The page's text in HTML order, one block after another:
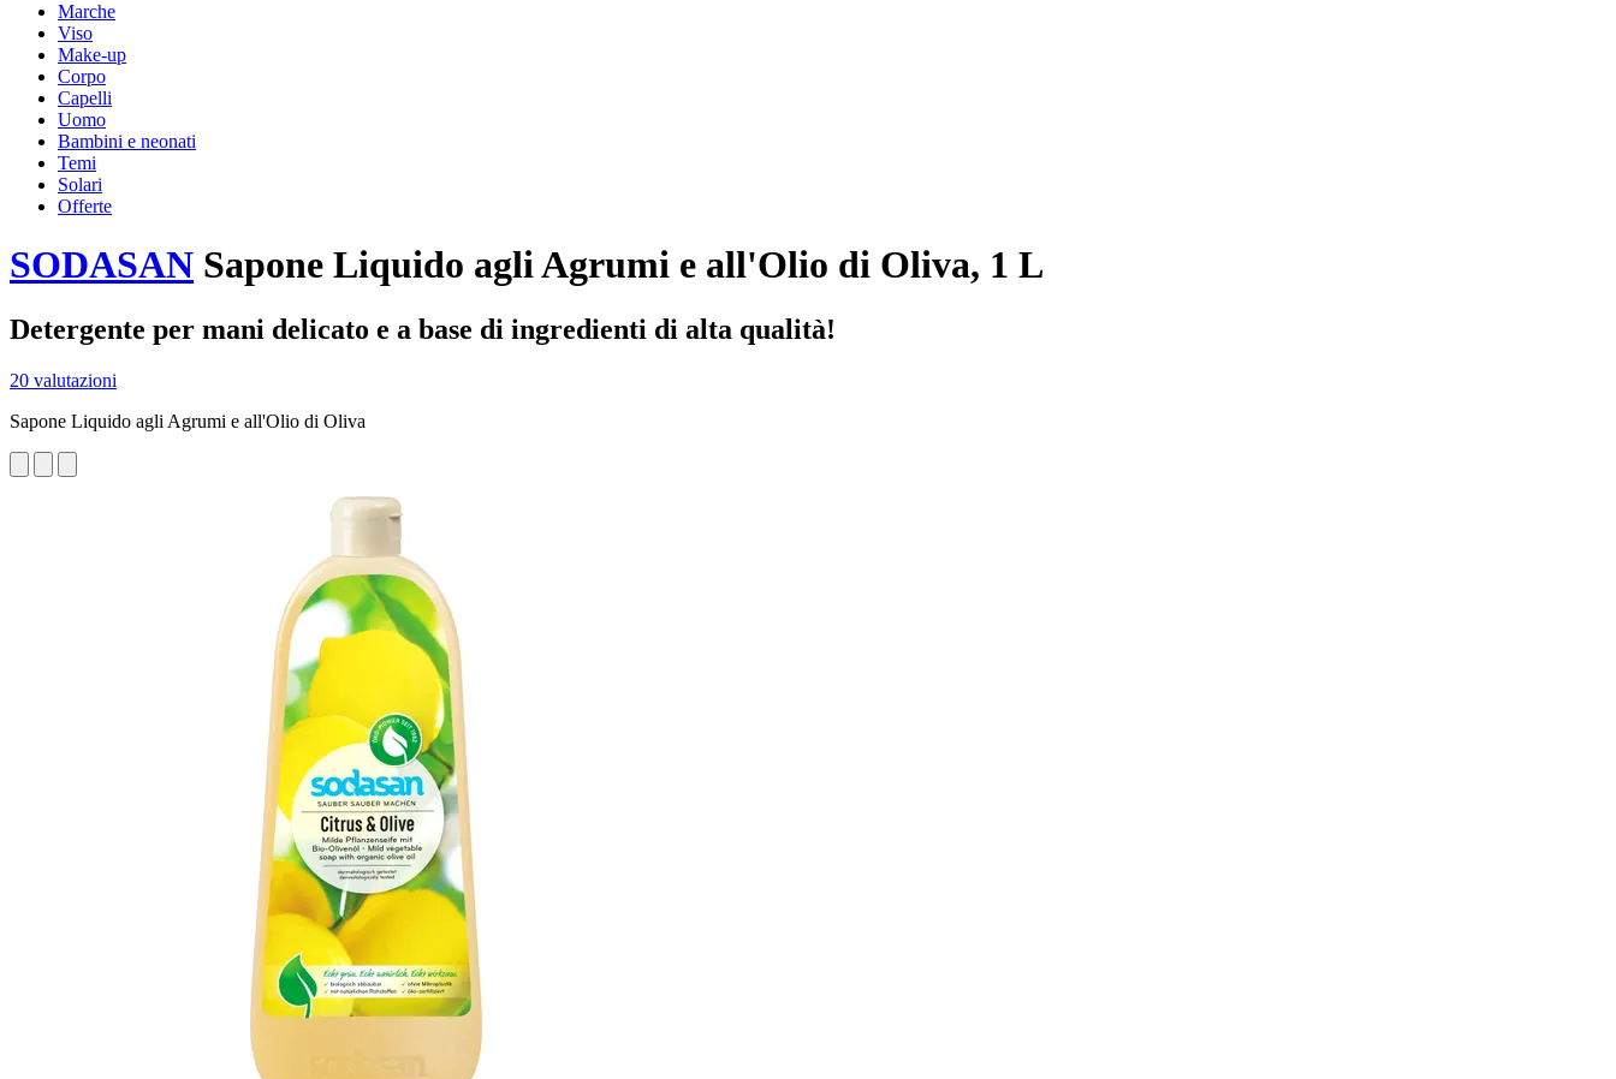
Marche
Viso
Make-up
Corpo
Capelli
Uomo
Bambini e neonati
Temi
Solari
Offerte
SODASAN Sapone Liquido agli Agrumi e all'Olio di Oliva, 1 L
Detergente per mani delicato e a base di ingredienti di alta qualità!
20 valutazioni
Sapone Liquido agli Agrumi e all'Olio di Oliva